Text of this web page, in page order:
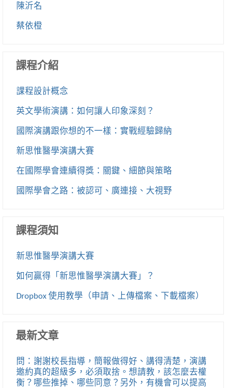
陳沂名
蔡依橙
課程介紹
課程設計概念
英文學術演講：如何讓人印象深刻？
國際演講跟你想的不一樣：實戰經驗歸納
新思惟醫學演講大賽
在國際學會連續得獎：關鍵、細節與策略
國際學會之路：被認可、廣連接、大視野
課程須知
新思惟醫學演講大賽
如何贏得「新思惟醫學演講大賽」？
Dropbox 使用教學（申請、上傳檔案、下載檔案）
最新文章
問：謝謝校長指導，簡報做得好、講得清楚，演講
邀約真的超級多，必須取捨。想請教，該怎麼去權
衡？哪些推掉、哪些同意？另外，有機會可以提高